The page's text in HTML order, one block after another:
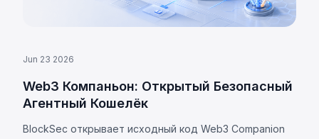
Jun 23 2026
Web3 Компаньон: Открытый Безопасный
Агентный Кошелёк
BlockSec открывает исходный код Web3 Companion